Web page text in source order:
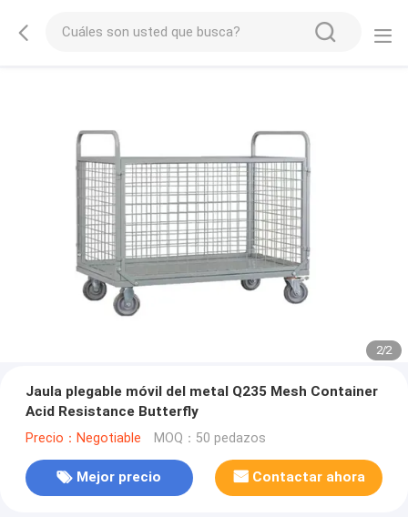
2/2
Jaula plegable móvil del metal Q235 Mesh Container
Acid Resistance Butterfly
Precio：Negotiable MOQ：50 pedazos
Mejor precio Contactar ahora